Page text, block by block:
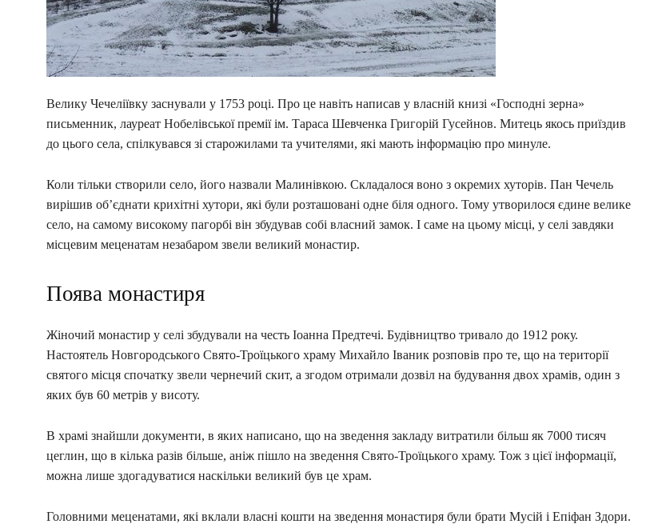
Велику Чечеліївку заснували у 1753 році. Про це навіть написав у власній книзі «Господні зерна»
письменник, лауреат Нобелівської премії ім. Тараса Шевченка Григорій Гусейнов. Митець якось приїздив
до цього села, спілкувався зі старожилами та учителями, які мають інформацію про минуле.
Коли тільки створили село, його назвали Малинівкою. Складалося воно з окремих хуторів. Пан Чечель
вирішив об’єднати крихітні хутори, які були розташовані одне біля одного. Тому утворилося єдине велике
село, на самому високому пагорбі він збудував собі власний замок. І саме на цьому місці, у селі завдяки
місцевим меценатам незабаром звели великий монастир.
Поява монастиря
Жіночий монастир у селі збудували на честь Іоанна Предтечі. Будівництво тривало до 1912 року.
Настоятель Новгородського Свято-Троїцького храму Михайло Іваник розповів про те, що на території
святого місця спочатку звели чернечий скит, а згодом отримали дозвіл на будування двох храмів, один з
яких був 60 метрів у висоту.
В храмі знайшли документи, в яких написано, що на зведення закладу витратили більш як 7000 тисяч
цеглин, що в кілька разів більше, аніж пішло на зведення Свято-Троїцького храму. Тож з цієї інформації,
можна лише здогадуватися наскільки великий був це храм.
Головними меценатами, які вклали власні кошти на зведення монастиря були брати Мусій і Епіфан Здори.